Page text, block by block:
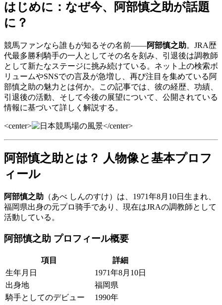
はじめに：なぜ今、阿部慎之助が話題
に？
競馬ファンなら誰もが知るその名前――阿部慎之助。JRA歴
代最多勝利騎手の一人としてその名を刻み、引退後は調教師
として新たなステージに挑み続けている。ネット上の検索ボ
リュームやSNSでの言及が急増し、再び注目を集めている阿
部慎之助の魅力とは何か。この記事では、彼の経歴、功績、
引退後の活動、そして今後の展望について、公開されている
情報に基づいて詳しく解説する。
<center> </center>
阿部慎之助とは？ 人物像と基本プロフ
ィール
阿部慎之助 （あべ しんのすけ）は、1971年8月10日生まれ、
福岡県出身の元プロ骑手であり、現在はJRAの調教師として
活動している。
阿部慎之助 プロフィール概要
項目
詳細
生年月日
1971年8月10日
出身地
福岡県
騎手としてのデビュー
1990年